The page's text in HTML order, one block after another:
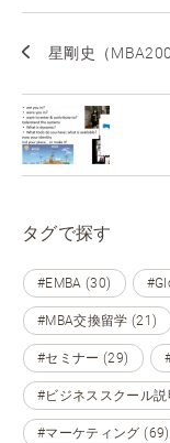
星剛史（
タグで探す
#EMBA (30)
#MBA交換留学 (21)
#セミナー (29)
#ビジネススクール
#マーケティング (69)